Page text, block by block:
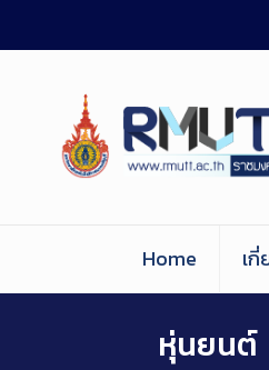
Home เ
หุ่นยนต์